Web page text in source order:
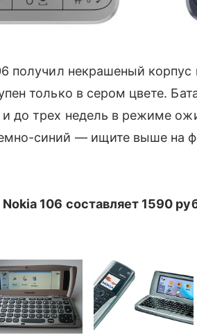
получил некрашеный
только в сером цвете.
до трех недель в режиме
синий — ищите выше на
106 составляет 1590